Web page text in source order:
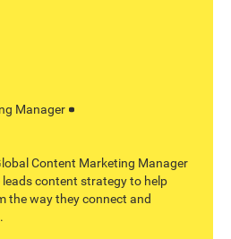
Manager
Content Marketing Manager
content strategy to help
the way they connect and